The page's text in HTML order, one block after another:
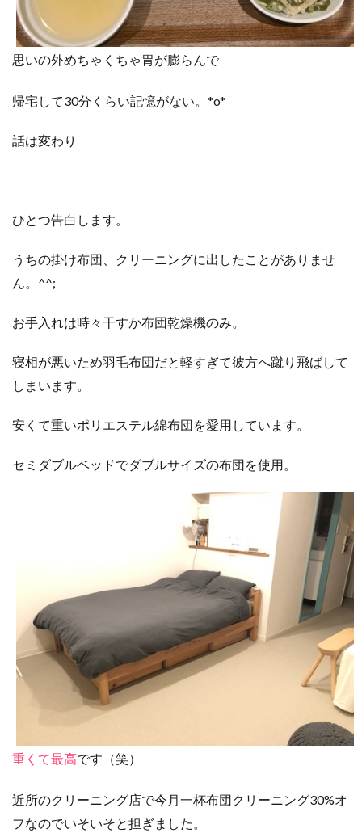
思いの外めちゃくちゃ胃が膨らんで
帰宅して30分くらい記憶がない。*o*
話は変わり
ひとつ告白します。
うちの掛け布団、クリーニングに出したことがありませ
ん。^^;
お手入れは時々干すか布団乾燥機のみ。
寝相が悪いため羽毛布団だと軽すぎて彼方へ蹴り飛ばして
しまいます。
安くて重いポリエステル綿布団を愛用しています。
セミダブルベッドでダブルサイズの布団を使用。
重くて最高です（笑）
近所のクリーニング店で今月一杯布団クリーニング30%オ
フなのでいそいそと担ぎました。